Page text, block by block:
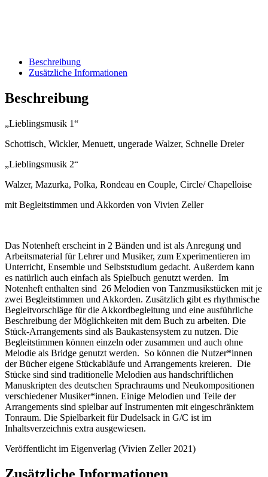
Beschreibung
Zusätzliche Informationen
Beschreibung
„Lieblingsmusik 1“
Schottisch, Wickler, Menuett, ungerade Walzer, Schnelle Dreier
„Lieblingsmusik 2“
Walzer, Mazurka, Polka, Rondeau en Couple, Circle/ Chapelloise
mit Begleitstimmen und Akkorden von Vivien Zeller
Das Notenheft erscheint in 2 Bänden und ist als Anregung und
Arbeitsmaterial für Lehrer und Musiker, zum Experimentieren im
Unterricht, Ensemble und Selbststudium gedacht. Außerdem kann
es natürlich auch einfach als Spielbuch genutzt werden. Im
Notenheft enthalten sind 26 Melodien von Tanzmusikstücken mit je
zwei Begleitstimmen und Akkorden. Zusätzlich gibt es rhythmische
Begleitvorschläge für die Akkordbegleitung und eine ausführliche
Beschreibung der Möglichkeiten mit dem Buch zu arbeiten. Die
Stück-Arrangements sind als Baukastensystem zu nutzen. Die
Begleitstimmen können einzeln oder zusammen und auch ohne
Melodie als Bridge genutzt werden. So können die Nutzer*innen
der Bücher eigene Stückabläufe und Arrangements kreieren. Die
Stücke sind sind traditionelle Melodien aus handschriftlichen
Manuskripten des deutschen Sprachraums und Neukompositionen
verschiedener Musiker*innen. Einige Melodien und Teile der
Arrangements sind spielbar auf Instrumenten mit eingeschränktem
Tonraum. Die Spielbarkeit für Dudelsack in G/C ist im
Inhaltsverzeichnis extra ausgewiesen.
Veröffentlicht im Eigenverlag (Vivien Zeller 2021)
Zusätzliche Informationen